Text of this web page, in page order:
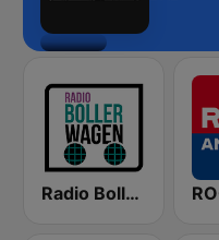
Radio Bollerwagen